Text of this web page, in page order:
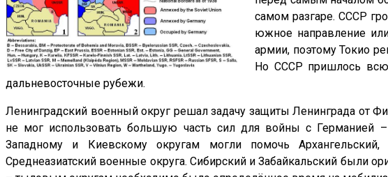
самом разгаре. СССР
южное направление
армии, поэтому Токио
Но СССР пришлось всю
дальневосточные рубежи.
Ленинградский военный округ решал задачу защиты Ленинграда от
не мог использовать большую часть сил для войны с Германией –
Западному и Киевскому округам могли помочь Архангельский,
Среднеазиатский военные округа. Сибирский и Забайкальский были